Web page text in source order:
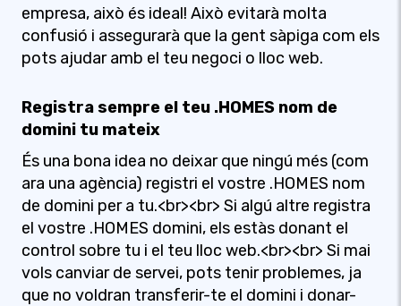
empresa, això és ideal! Això evitarà molta
confusió i assegurarà que la gent sàpiga com els
pots ajudar amb el teu negoci o lloc web.
Registra sempre el teu .HOMES nom de
domini tu mateix
És una bona idea no deixar que ningú més (com
ara una agència) registri el vostre .HOMES nom
de domini per a tu.<br><br> Si algú altre registra
el vostre .HOMES domini, els estàs donant el
control sobre tu i el teu lloc web.<br><br> Si mai
vols canviar de servei, pots tenir problemes, ja
que no voldran transferir-te el domini i donar-